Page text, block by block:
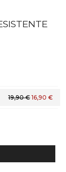
19,90 € 16,90 €